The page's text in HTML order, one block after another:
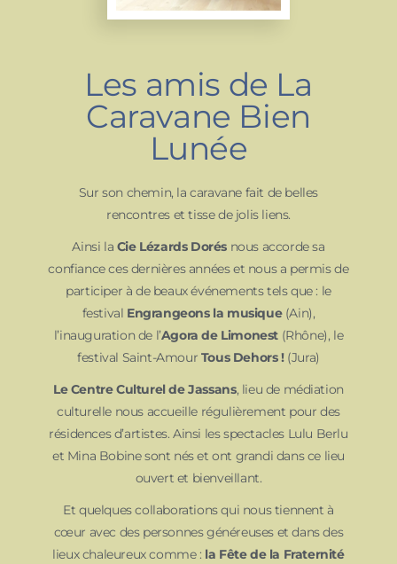
Les amis de La
Caravane Bien
Lunée
Sur son chemin, la caravane fait de belles
rencontres et tisse de jolis liens.
Ainsi la Cie Lézards Dorés nous accorde sa
confiance ces dernières années et nous a permis de
participer à de beaux événements tels que : le
festival Engrangeons la musique(Ain),
l’inauguration de l’Agora de Limonest (Rhône), le
festival Saint-Amour Tous Dehors !(Jura)
Le Centre Culturel de Jassans, lieu de médiation
culturelle nous accueille régulièrement pour des
résidences d’artistes. Ainsi les spectacles Lulu Berlu
et Mina Bobine sont nés et ont grandi dans ce lieu
ouvert et bienveillant.
Et quelques collaborations qui nous tiennent à
cœur avec des personnes généreuses et dans des
lieux chaleureux comme : la Fête de la Fraternité